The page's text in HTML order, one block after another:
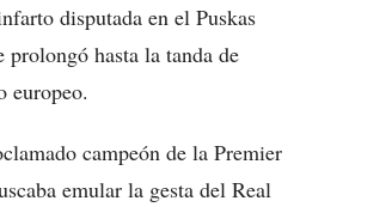
disputada en el Puskas
hasta la tanda de
europeo.
campeón de la Premier
emular la gesta del Real